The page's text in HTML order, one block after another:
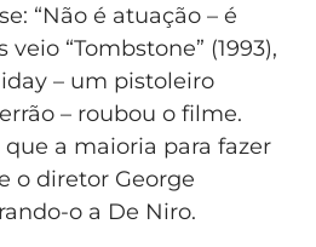
“Não é atuação – é
veio “Tombstone” (1993),
– um pistoleiro
– roubou o filme.
que a maioria para fazer
o diretor George
o a De Niro.